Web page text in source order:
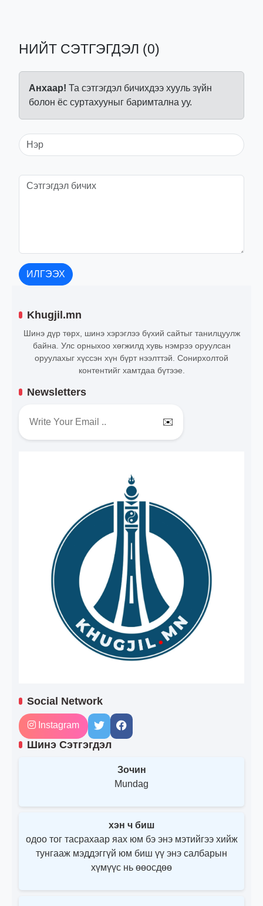
НИЙТ СЭТГЭГДЭЛ (0)
Анхаар! Та сэтгэгдэл бичихдээ хууль зүйн
болон ёс суртахууныг баримтална уу.
ИЛГЭЭХ
Khugjil.mn
Шинэ дүр төрх, шинэ хэрэглээ бүхий сайтыг танилцуулж
байна. Улс орныхоо хөгжилд хувь нэмрээ оруулсан
оруулахыг хүссэн хүн бүрт нээлттэй. Сонирхолтой
контентийг хамтдаа бүтээе.
Newsletters
✉️
Social Network
Instagram
Шинэ Сэтгэгдэл
Зочин
Mundag
хэн ч биш
одоо тог тасрахаар яах юм бэ энэ мэтийгээ хийж
тунгааж мэддэггүй юм биш үү энэ салбарын
хүмүүс нь өөосдөө